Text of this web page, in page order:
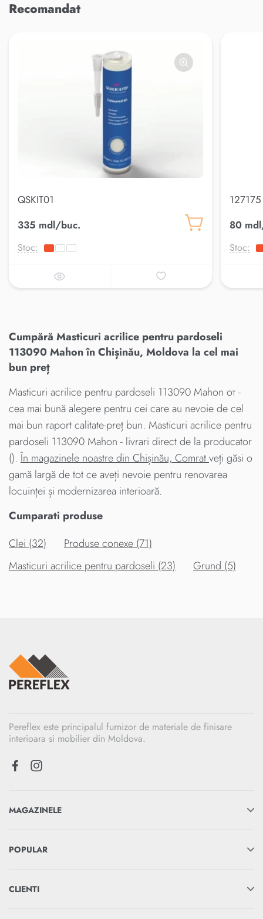
Recomandat
QSKIT01
335 mdl/buc.
Stoc:
80
Stoc:
Cumpără Masticuri acrilice pentru pardoseli
113090 Mahon în Chișinău, Moldova la cel mai
bun preț
Masticuri acrilice pentru pardoseli 113090 Mahon от -
cea mai bună alegere pentru cei care au nevoie de cel
mai bun raport calitate-preț bun. Masticuri acrilice pentru
pardoseli 113090 Mahon - livrari direct de la producator
().În magazinele noastre din Chișinău, Comratveți găsi o
gamă largă de tot ce aveți nevoie pentru renovarea
locuinței și modernizarea interioară.
Cumparati produse
Clei (32)
Produse conexe (71)
Masticuri acrilice pentru pardoseli (23)
Grund (5)
Pereflex este principalul furnizor de materiale de finisare
interioara si mobilier din Moldova.
MAGAZINELE
POPULAR
CLIENTI